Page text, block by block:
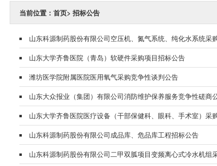
当前位置：首页> 招标公告
山东科源制药股份有限公司空压机、氮气系统、纯化水系统采
山东大学齐鲁医院（青岛）软硬件采购项目招标公告
潍坊医学院附属医院医用氧气采购竞争性谈判公告
山东大众报业（集团）有限公司消防维护保养服务竞争性磋商
山东大学齐鲁医院医疗设备（干部保健科、眼科、手术室）采
山东科源制药股份有限公司成品库、危品库工程招标公告
山东科源制药股份有限公司二甲双胍项目变频离心式冷水机组